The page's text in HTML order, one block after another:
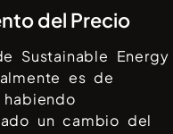
del Precio
Sustainable Energy
es de
habiendo
un cambio del